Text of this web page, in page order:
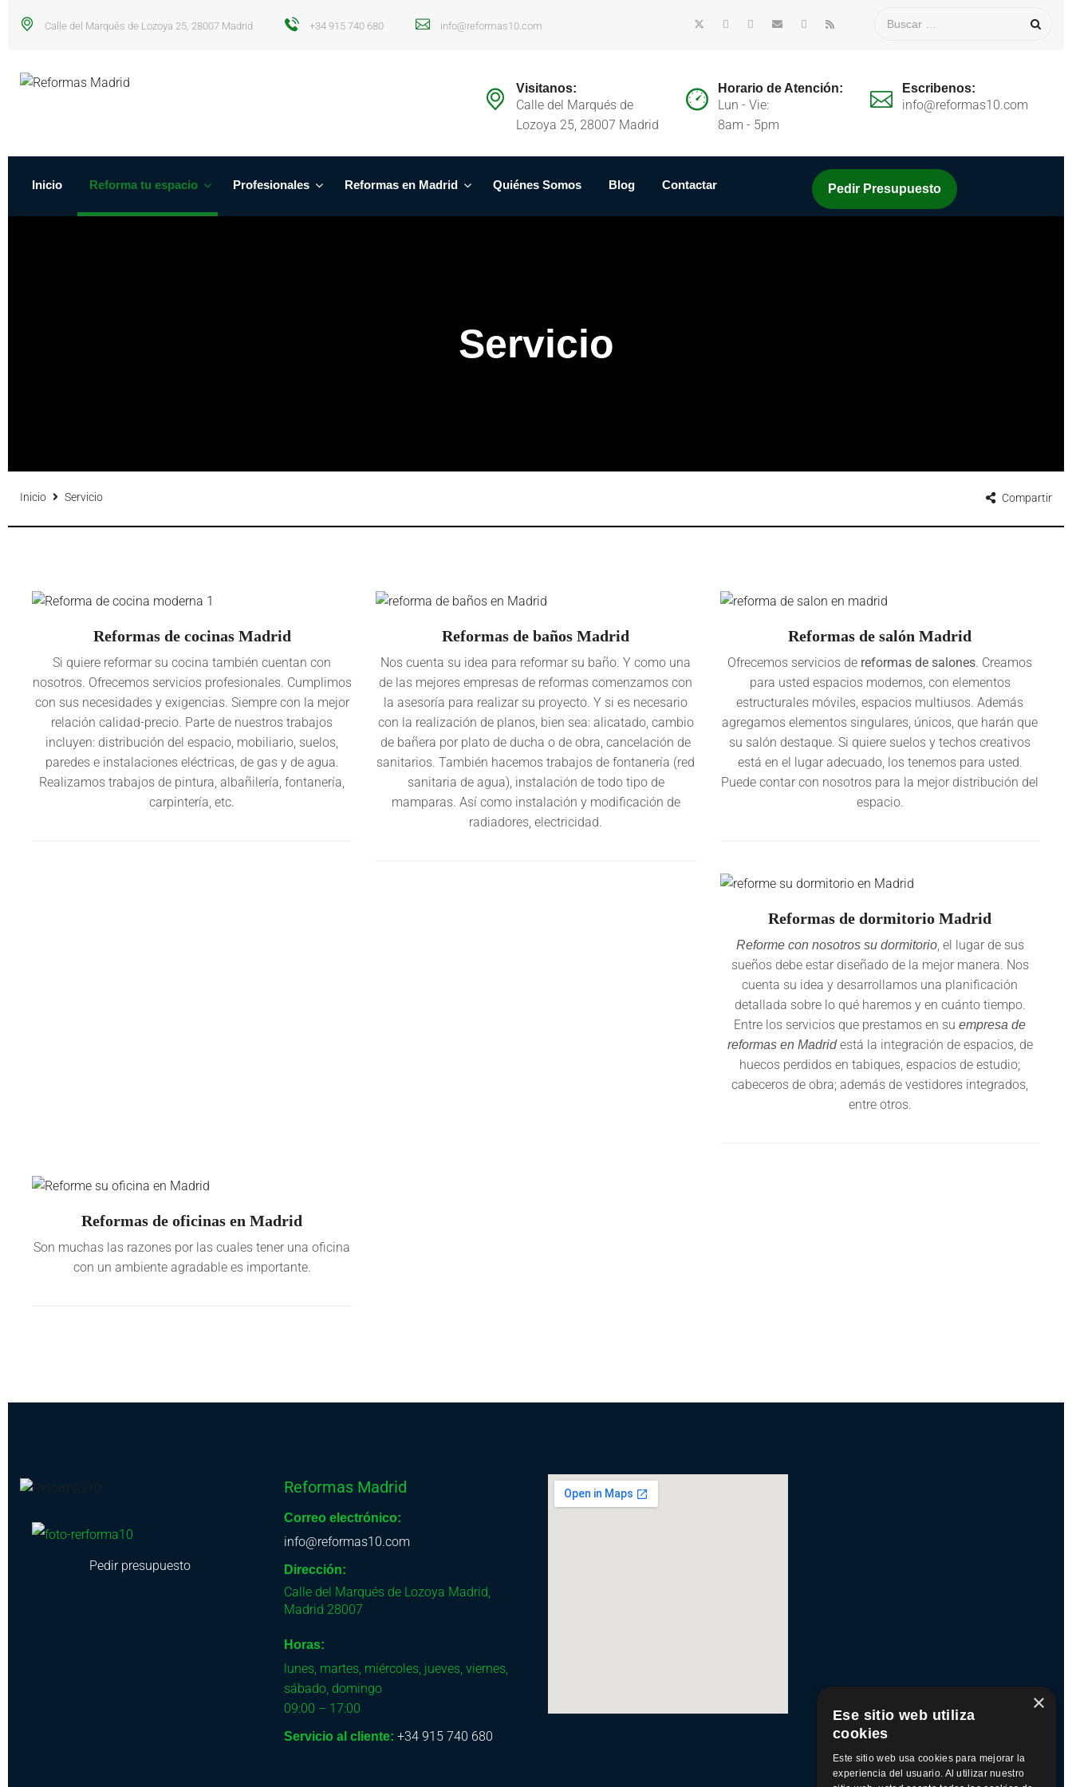
Calle del Marqués de Lozoya 25, 28007 Madrid +34 915 740 680 info@reformas10.com
Visitanos:
Calle del Marqués de
Lozoya 25, 28007 Madrid
Horario de Atención:
Lun - Vie:
8am - 5pm
Escribenos:
info@reformas10.com
Inicio Reforma tu espacio Profesionales Reformas en Madrid Quiénes Somos Blog Contactar Pedir Presupuesto
Servicio
Inicio Servicio Compartir
Reformas de cocinas Madrid
Si quiere reformar su cocina también cuentan con
nosotros. Ofrecemos servicios profesionales. Cumplimos
con sus necesidades y exigencias. Siempre con la mejor
relación calidad-precio. Parte de nuestros trabajos
incluyen: distribución del espacio, mobiliario, suelos,
paredes e instalaciones eléctricas, de gas y de agua.
Realizamos trabajos de pintura, albañilería, fontanería,
carpintería, etc.
Reformas de baños Madrid
Nos cuenta su idea para reformar su baño. Y como una
de las mejores empresas de reformas comenzamos con
la asesoría para realizar su proyecto. Y si es necesario
con la realización de planos, bien sea: alicatado, cambio
de bañera por plato de ducha o de obra, cancelación de
sanitarios. También hacemos trabajos de fontanería (red
sanitaria de agua), instalación de todo tipo de
mamparas. Así como instalación y modificación de
radiadores, electricidad.
Reformas de salón Madrid
Ofrecemos servicios de reformas de salones. Creamos
para usted espacios modernos, con elementos
estructurales móviles, espacios multiusos. Además
agregamos elementos singulares, únicos, que harán que
su salón destaque. Si quiere suelos y techos creativos
está en el lugar adecuado, los tenemos para usted.
Puede contar con nosotros para la mejor distribución del
espacio.
Reformas de dormitorio Madrid
Reforme con nosotros su dormitorio, el lugar de sus
sueños debe estar diseñado de la mejor manera. Nos
cuenta su idea y desarrollamos una planificación
detallada sobre lo qué haremos y en cuánto tiempo.
Entre los servicios que prestamos en suempresa de
reformas en Madridestá la integración de espacios, de
huecos perdidos en tabiques, espacios de estudio;
cabeceros de obra; además de vestidores integrados,
entre otros.
Reformas de oficinas en Madrid
Son muchas las razones por las cuales tener una oficina
con un ambiente agradable es importante.
Pedir presupuesto
Reformas Madrid
Correo electrónico:
info@reformas10.com
Dirección:
Calle del Marqués de Lozoya Madrid,
Madrid 28007
Horas:
lunes, martes, miércoles, jueves, viernes,
sábado, domingo
09:00 – 17:00
Servicio al cliente: +34 915 740 680
×
Ese sitio web utiliza
cookies
Este sitio web usa cookies para mejorar la
experiencia del usuario. Al utilizar nuestro